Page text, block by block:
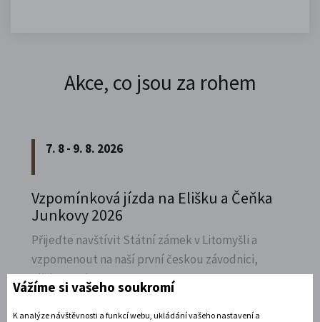
Akce, co jsou za rohem
7. 8 - 9. 8. 2026
Vzpomínková jízda na Elišku a Čeňka
Junkovy 2026
Přijeďte navštívit Státní zámek v Litomyšli a
vzpomenout na naší první českou závodnici,
Elišku Junkovou.
Rozbalte si další akce
Vážíme si vašeho soukromí
K analýze návštěvnosti a funkcí webu, ukládání vašeho nastavení a